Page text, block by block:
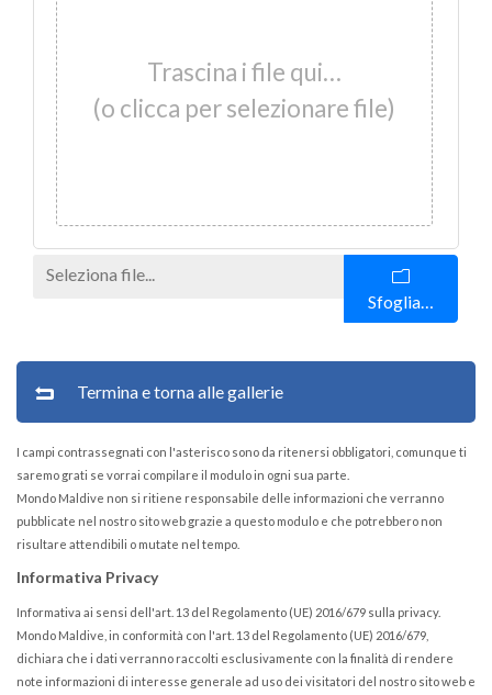
Trascina i file qui…
(o clicca per selezionare file)
Sfoglia…
Termina e torna alle gallerie
I campi contrassegnati con l'asterisco sono da ritenersi obbligatori, comunque ti
saremo grati se vorrai compilare il modulo in ogni sua parte.
Mondo Maldive non si ritiene responsabile delle informazioni che verranno
pubblicate nel nostro sito web grazie a questo modulo e che potrebbero non
risultare attendibili o mutate nel tempo.
Informativa Privacy
Informativa ai sensi dell'art. 13 del Regolamento (UE) 2016/679 sulla privacy.
Mondo Maldive, in conformità con l'art. 13 del Regolamento (UE) 2016/679,
dichiara che i dati verranno raccolti esclusivamente con la finalità di rendere
note informazioni di interesse generale ad uso dei visitatori del nostro sito web e